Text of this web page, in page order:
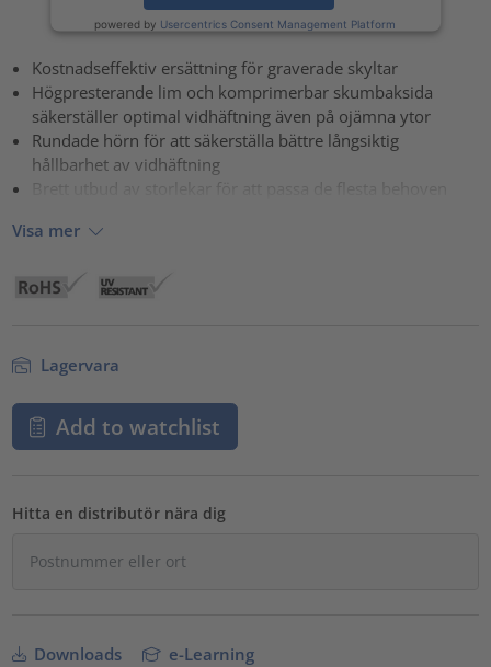
powered by Usercentrics Consent Management Platform
Kostnadseffektiv ersättning för graverade skyltar
Högpresterande lim och komprimerbar skumbaksida
säkerställer optimal vidhäftning även på ojämna ytor
Rundade hörn för att säkerställa bättre långsiktig
hållbarhet av vidhäftning
Brett utbud av storlekar för att passa de flesta behoven
Visa mer
Lagervara
Add to watchlist
Hitta en distributör nära dig
Downloads e-Learning